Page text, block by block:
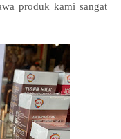
produk kami sangat